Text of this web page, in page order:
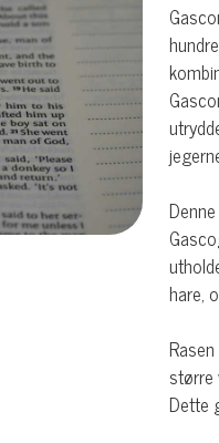
hare,
større
Dette